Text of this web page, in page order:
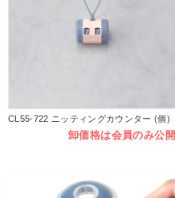
CL55-722 ニッティングカウンター (個)
卸価格は会員のみ公開